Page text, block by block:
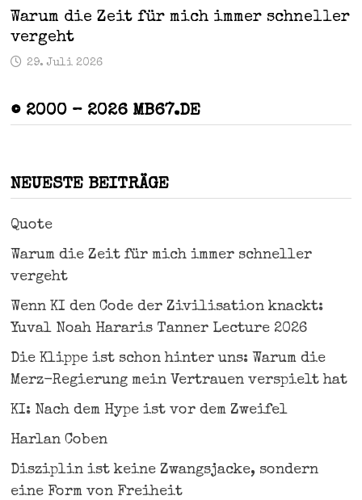
Warum die Zeit für mich immer schneller
vergeht
29. Juli 2026
© 2000 – 2026 MB67.DE
NEUESTE BEITRÄGE
Quote
Warum die Zeit für mich immer schneller
vergeht
Wenn KI den Code der Zivilisation knackt:
Yuval Noah Hararis Tanner Lecture 2026
Die Klippe ist schon hinter uns: Warum die
Merz-Regierung mein Vertrauen verspielt hat
KI: Nach dem Hype ist vor dem Zweifel
Harlan Coben
Disziplin ist keine Zwangsjacke, sondern
eine Form von Freiheit